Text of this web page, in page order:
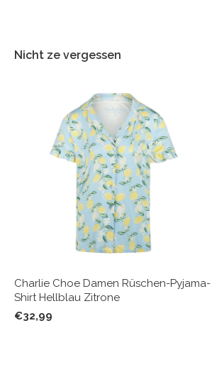
Nicht ze vergessen
Charlie Choe Damen Rüschen-Pyjama-
Shirt Hellblau Zitrone
€32,99